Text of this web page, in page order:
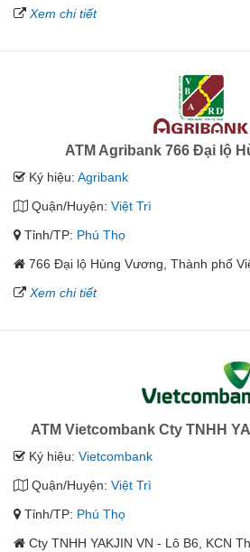
Xem chi tiết
ATM Agribank 766 Đại lộ
Ký hiệu: Agribank
Quận/Huyện: Việt Trì
Tỉnh/TP: Phú Thọ
766 Đại lộ Hùng Vương, Thành phố
Xem chi tiết
ATM Vietcombank Cty TNHH
Ký hiệu: Vietcombank
Quận/Huyện: Việt Trì
Tỉnh/TP: Phú Thọ
Cty TNHH YAKJIN VN - Lô B6, KCN